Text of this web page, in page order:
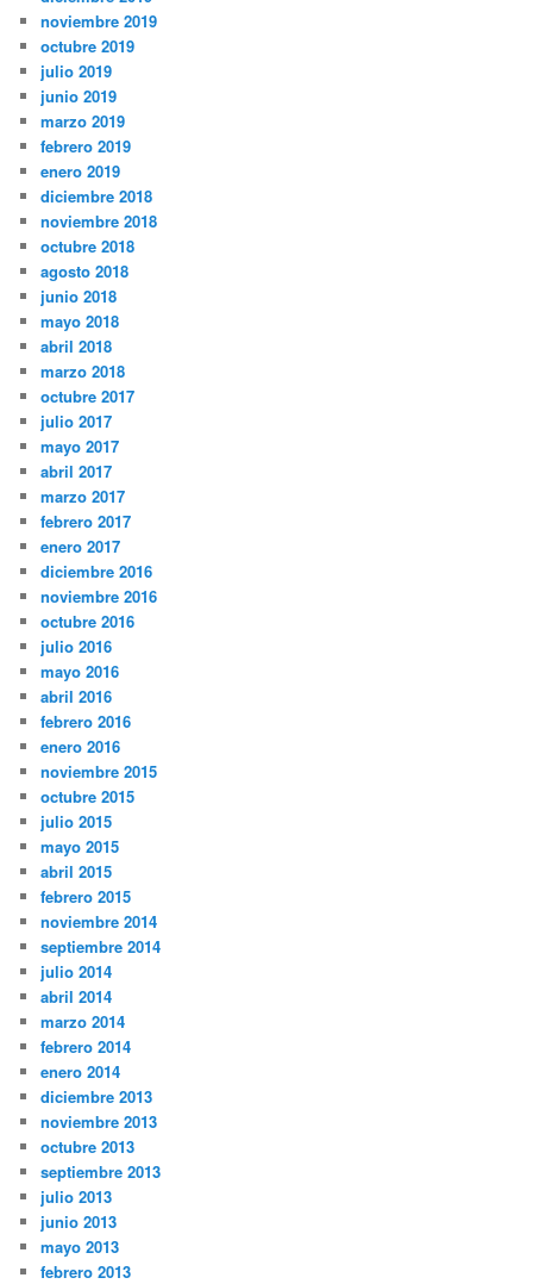
noviembre 2019
octubre 2019
julio 2019
junio 2019
marzo 2019
febrero 2019
enero 2019
diciembre 2018
noviembre 2018
octubre 2018
agosto 2018
junio 2018
mayo 2018
abril 2018
marzo 2018
octubre 2017
julio 2017
mayo 2017
abril 2017
marzo 2017
febrero 2017
enero 2017
diciembre 2016
noviembre 2016
octubre 2016
julio 2016
mayo 2016
abril 2016
febrero 2016
enero 2016
noviembre 2015
octubre 2015
julio 2015
mayo 2015
abril 2015
febrero 2015
noviembre 2014
septiembre 2014
julio 2014
abril 2014
marzo 2014
febrero 2014
enero 2014
diciembre 2013
noviembre 2013
octubre 2013
septiembre 2013
julio 2013
junio 2013
mayo 2013
febrero 2013